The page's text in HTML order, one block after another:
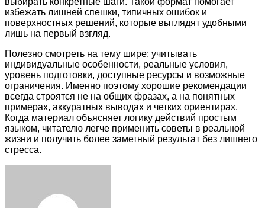
избежать лишней спешки, типичных ошибок и
поверхностных решений, которые выглядят удобными
лишь на первый взгляд.
Полезно смотреть на тему шире: учитывать
индивидуальные особенности, реальные условия,
уровень подготовки, доступные ресурсы и возможные
ограничения. Именно поэтому хорошие рекомендации
всегда строятся не на общих фразах, а на понятных
примерах, аккуратных выводах и четких ориентирах.
Когда материал объясняет логику действий простым
языком, читателю легче применить советы в реальной
жизни и получить более заметный результат без лишнего
стресса.